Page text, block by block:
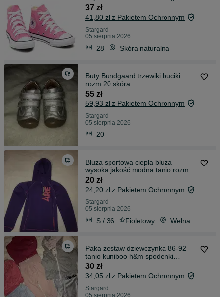
37 zł
41,80 zł z Pakietem Ochronnym
Stargard
05 sierpnia 2026
28 Skóra naturalna
Buty Bundgaard trzewiki buciki
rozm 20 skóra
55 zł
59,93 zł z Pakietem Ochronnym
Stargard
05 sierpnia 2026
20
Bluza sportowa ciepła bluza
wysoka jakość modna tanio rozm
36
20 zł
24,20 zł z Pakietem Ochronnym
Stargard
05 sierpnia 2026
S / 36 Fioletowy Wełna
Paka zestaw dziewczynka 86-92
tanio kuniboo h&m spodenki
sweterki
30 zł
34,05 zł z Pakietem Ochronnym
Stargard
05 sierpnia 2026